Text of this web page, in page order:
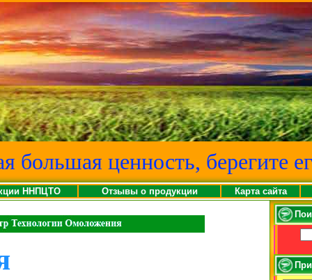
большая ценность, берегите
ННПЦТО Отзывы о продукции Карта сайта